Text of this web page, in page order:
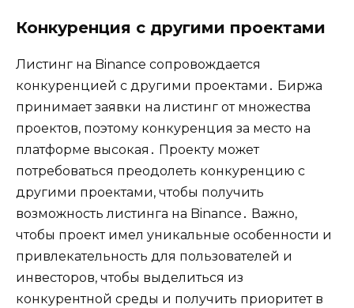
Конкуренция с другими проектами
Листинг на Binance сопровождается
конкуренцией с другими проектами․ Биржа
принимает заявки на листинг от множества
проектов‚ поэтому конкуренция за место на
платформе высокая․ Проекту может
потребоваться преодолеть конкуренцию с
другими проектами‚ чтобы получить
возможность листинга на Binance․ Важно‚
чтобы проект имел уникальные особенности и
привлекательность для пользователей и
инвесторов‚ чтобы выделиться из
конкурентной среды и получить приоритет в